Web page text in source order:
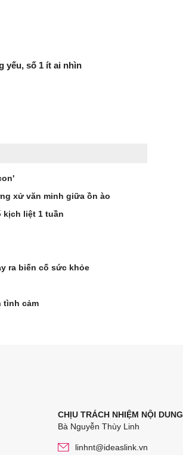
yếu, số 1 ít ai nhìn
xử văn minh giữa ồn ào
kịch liệt 1 tuần
ra biến cố sức khỏe
tình cảm
CHỊU TRÁCH NHIỆM NỘI DUNG
Bà Nguyễn Thùy Linh
linhnt@ideaslink.vn